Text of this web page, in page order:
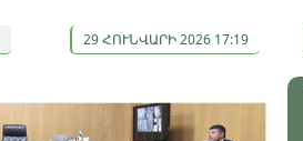
29 ՀՈՒՆՎԱՐԻ 2026 17:19